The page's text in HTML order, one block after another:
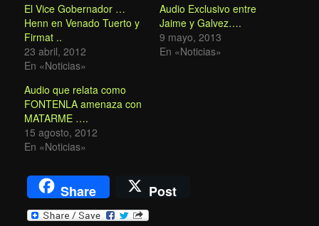
El Vice Gobernador …
Henn en Venado Tuerto y
Firmat ..
23 abril, 2012
En «Noticias»
Audio Exclusivo entre
Jaime y Galvez….
9 mayo, 2013
En «Noticias»
Audio que relata como
FONTENLA amenaza con
MATARME ….
15 agosto, 2012
En «Noticias»
Share Post